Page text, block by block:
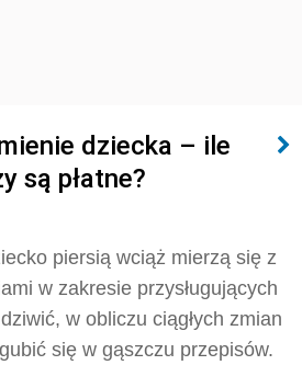
dziecka – ile
są płatne?
piersią wciąż mierzą się z
w zakresie przysługujących
w obliczu ciągłych zmian
się w gąszczu przepisów.